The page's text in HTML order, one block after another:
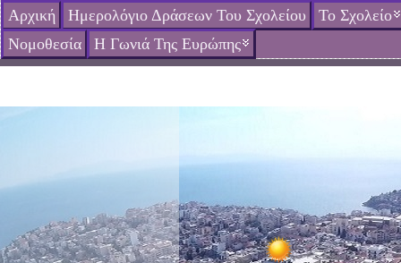
Αρχική Ημερολόγιο Δράσεων Του Σχολείου
Το Σχολείο
Νομοθεσία
Η Γωνιά Της Ευρώπης